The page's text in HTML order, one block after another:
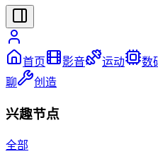
首页 影音 运动 数
聊
创造
兴趣节点
全部